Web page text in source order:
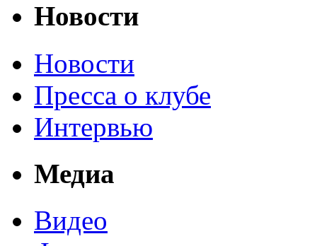
Новости
Новости
Пресса о клубе
Интервью
Медиа
Видео